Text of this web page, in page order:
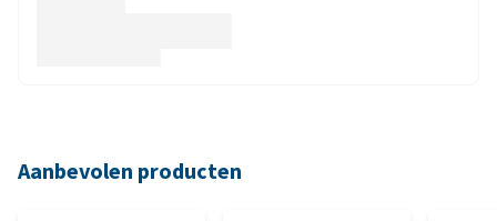
Aanbevolen producten